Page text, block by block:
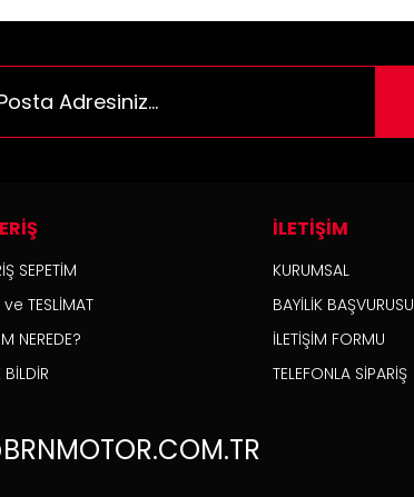
SEPETİM
TESLİMAT
NEREDE?
BİLDİR
İLETİŞİM
KURUMSAL
BAYİLİK BAŞVURUSU
İLETİŞİM FORMU
TELEFONLA SİPARİŞ